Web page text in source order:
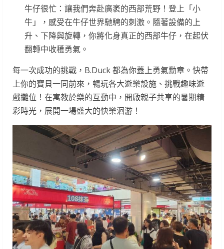
牛仔很忙：讓我們奔赴廣袤的西部荒野！登上「小
牛」，感受在牛仔世界馳騁的刺激。隨著設備的上
升、下降與旋轉，你將化身真正的西部牛仔，在起伏
翻轉中收穫勇氣。
每一次成功的挑戰，B.Duck 都為你蓋上勇氣勳章。快帶
上你的寶貝一同前來，暢玩各大遊樂設施、挑戰趣味遊
戲攤位！在寓教於樂的互動中，開啟親子共享的暑期精
彩時光，展開一場盛大的快樂洄游！